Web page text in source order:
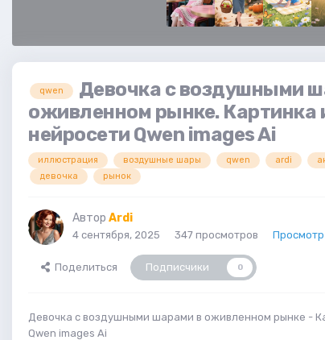
qwen
Девочка с воздушными
оживленном рынке. Картинка
нейросети Qwen images Ai
иллюстрация воздушные шары qwen ardi
девочка
рынок
Автор Ardi
4 сентября, 2025 347 просмотров
Поделиться Подписчики 0
Девочка с воздушными шарами в оживленном рынке -
Qwen images Ai